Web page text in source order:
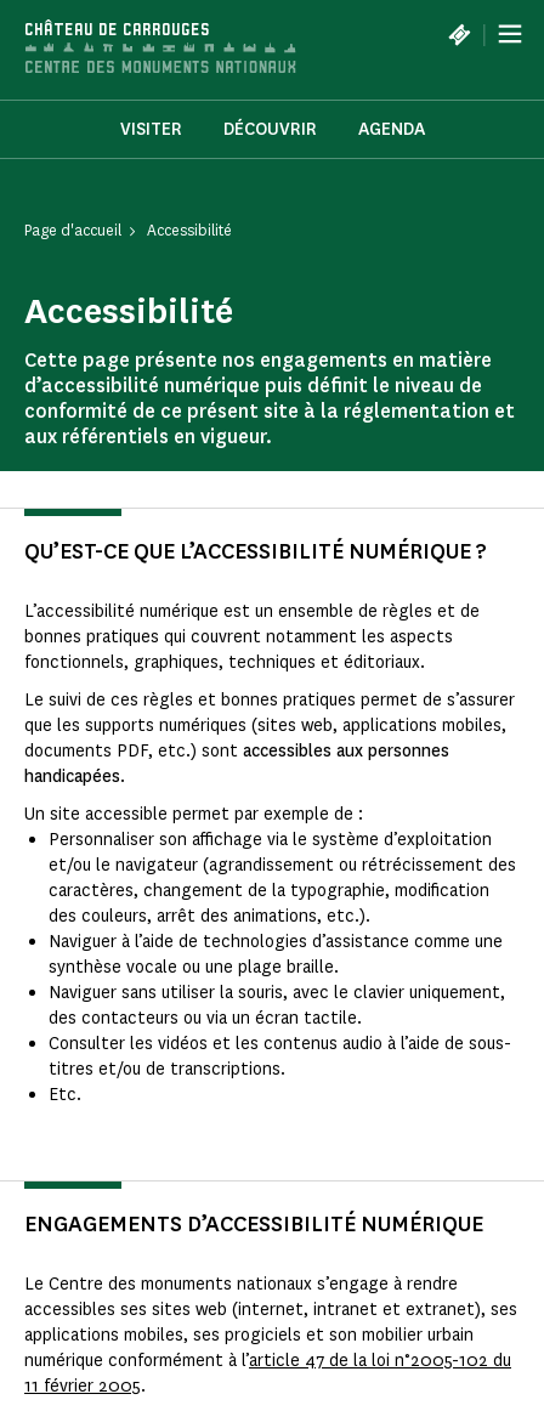
CHÂTEAU DE CARROUGES |
VISITER DÉCOUVRIR AGENDA
Page d'accueil Accessibilité
Accessibilité
Cette page présente nos engagements en matière
d’accessibilité numérique puis définit le niveau de
conformité de ce présent site à la réglementation et
aux référentiels en vigueur.
QU’EST-CE QUE L’ACCESSIBILITÉ NUMÉRIQUE ?
L’accessibilité numérique est un ensemble de règles et de
bonnes pratiques qui couvrent notamment les aspects
fonctionnels, graphiques, techniques et éditoriaux.
Le suivi de ces règles et bonnes pratiques permet de s’assurer
que les supports numériques (sites web, applications mobiles,
documents PDF, etc.) sont accessibles aux personnes
handicapées.
Un site accessible permet par exemple de :
Personnaliser son affichage via le système d’exploitation
et/ou le navigateur (agrandissement ou rétrécissement des
caractères, changement de la typographie, modification
des couleurs, arrêt des animations, etc.).
Naviguer à l’aide de technologies d’assistance comme une
synthèse vocale ou une plage braille.
Naviguer sans utiliser la souris, avec le clavier uniquement,
des contacteurs ou via un écran tactile.
Consulter les vidéos et les contenus audio à l’aide de sous-
titres et/ou de transcriptions.
Etc.
ENGAGEMENTS D’ACCESSIBILITÉ NUMÉRIQUE
Le Centre des monuments nationaux s’engage à rendre
accessibles ses sites web (internet, intranet et extranet), ses
applications mobiles, ses progiciels et son mobilier urbain
numérique conformément à l’article 47 de la loi n°2005-102 du
11 février 2005.